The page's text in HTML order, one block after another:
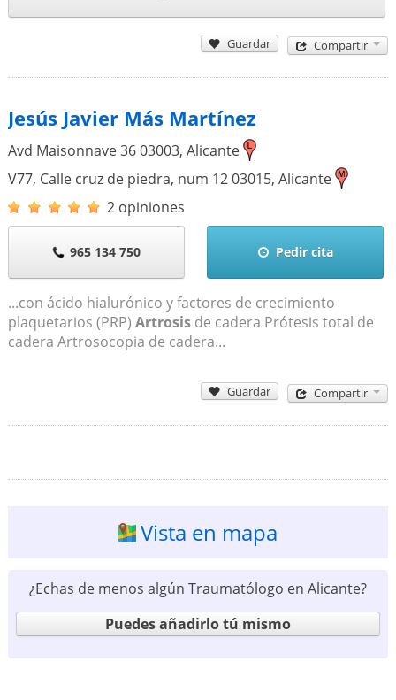
Guardar Compartir
Jesús Javier Más Martínez
Avd Maisonnave 3603003, Alicante
V77, Calle cruz de piedra, num 1203015, Alicante
2 opiniones
965 134 750 Pedir cita
...con ácido hialurónico y factores de crecimiento
plaquetarios (PRP) Artrosisde cadera Prótesis total de
cadera Artrosocopia de cadera...
Guardar Compartir
Vista en mapa
¿Echas de menos algún Traumatólogo en Alicante?
Puedes añadirlo tú mismo